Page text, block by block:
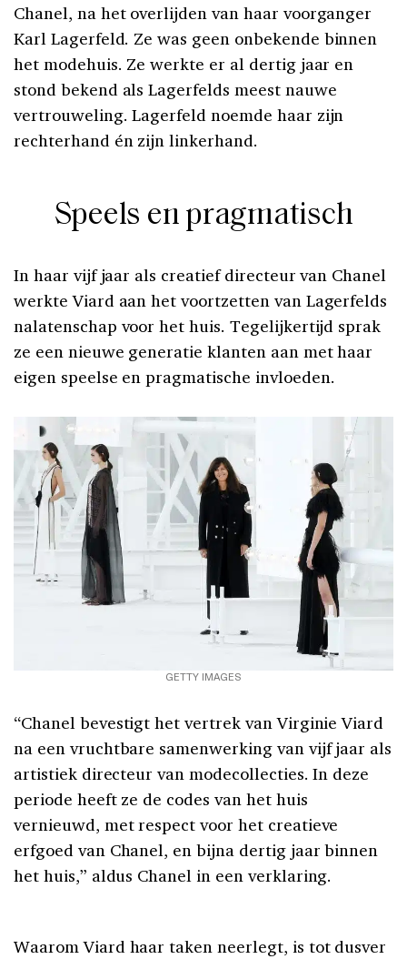
Chanel, na het overlijden van haar voorganger
Karl Lagerfeld. Ze was geen onbekende binnen
het modehuis. Ze werkte er al dertig jaar en
stond bekend als Lagerfelds meest nauwe
vertrouweling. Lagerfeld noemde haar zijn
rechterhand én zijn linkerhand.
Speels en pragmatisch
In haar vijf jaar als creatief directeur van Chanel
werkte Viard aan het voortzetten van Lagerfelds
nalatenschap voor het huis. Tegelijkertijd sprak
ze een nieuwe generatie klanten aan met haar
eigen speelse en pragmatische invloeden.
GETTY IMAGES
“Chanel bevestigt het vertrek van Virginie Viard
na een vruchtbare samenwerking van vijf jaar als
artistiek directeur van modecollecties. In deze
periode heeft ze de codes van het huis
vernieuwd, met respect voor het creatieve
erfgoed van Chanel, en bijna dertig jaar binnen
het huis,” aldus Chanel in een verklaring.
Waarom Viard haar taken neerlegt, is tot dusver